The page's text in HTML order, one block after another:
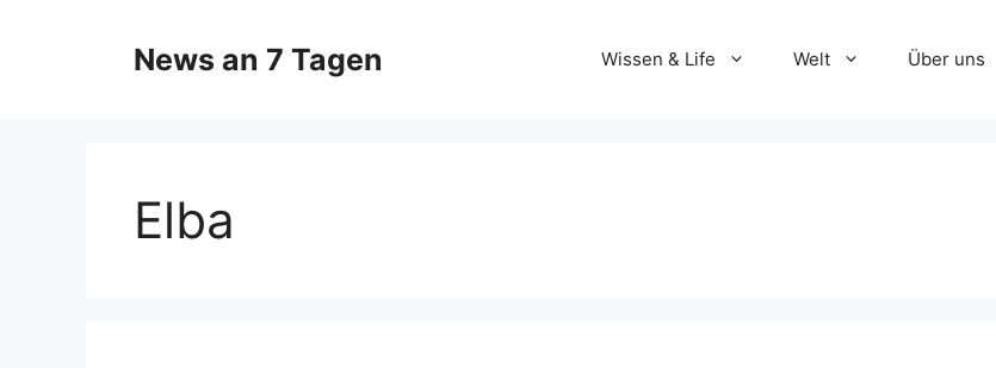
News an 7 Tagen Wissen & Life Welt Über uns
Elba